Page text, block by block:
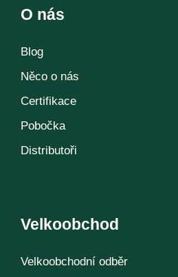
O nás
Blog
Něco o nás
Certifikace
Pobočka
Distributoři
Velkoobchod
Velkoobchodní odběr